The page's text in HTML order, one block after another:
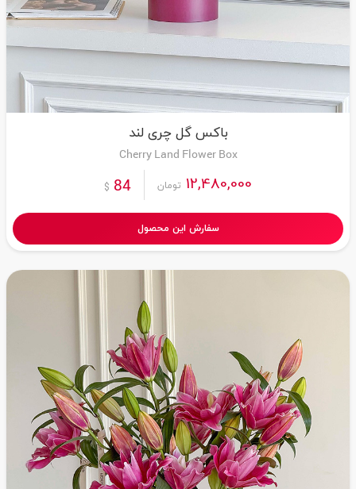
باکس گل چری لند
Cherry Land Flower Box
12,480,000 تومان 84
$
سفارش این محصول